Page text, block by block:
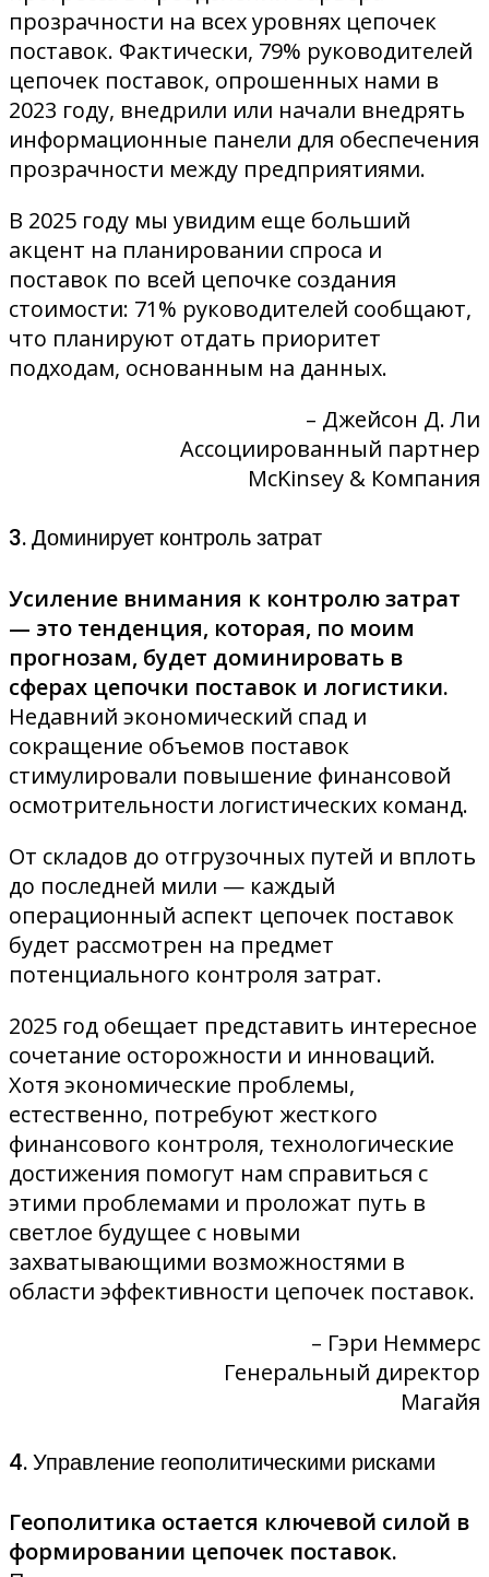
прозрачности на всех уровнях цепочек
поставок. Фактически, 79% руководителей
цепочек поставок, опрошенных нами в
2023 году, внедрили или начали внедрять
информационные панели для обеспечения
прозрачности между предприятиями.
В 2025 году мы увидим еще больший
акцент на планировании спроса и
поставок по всей цепочке создания
стоимости: 71% руководителей сообщают,
что планируют отдать приоритет
подходам, основанным на данных.
– Джейсон Д. Ли
Ассоциированный партнер
McKinsey & Компания
3. Доминирует контроль затрат
Усиление внимания к контролю затрат
— это тенденция, которая, по моим
прогнозам, будет доминировать в
сферах цепочки поставок и логистики.
Недавний экономический спад и
сокращение объемов поставок
стимулировали повышение финансовой
осмотрительности логистических команд.
От складов до отгрузочных путей и вплоть
до последней мили — каждый
операционный аспект цепочек поставок
будет рассмотрен на предмет
потенциального контроля затрат.
2025 год обещает представить интересное
сочетание осторожности и инноваций.
Хотя экономические проблемы,
естественно, потребуют жесткого
финансового контроля, технологические
достижения помогут нам справиться с
этими проблемами и проложат путь в
светлое будущее с новыми
захватывающими возможностями в
области эффективности цепочек поставок.
– Гэри Неммерс
Генеральный директор
Магайя
4. Управление геополитическими рисками
Геополитика остается ключевой силой в
формировании цепочек поставок.